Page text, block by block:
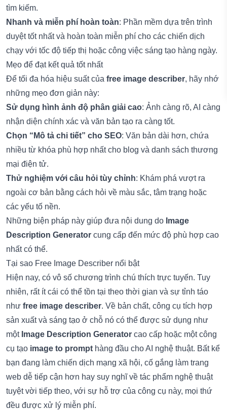
tìm kiếm.
Nhanh và miễn phí hoàn toàn: Phần mềm dựa trên trình
duyệt tốt nhất và hoàn toàn miễn phí cho các chiến dịch
chạy với tốc độ tiếp thị hoặc công việc sáng tạo hàng ngày.
Mẹo để đạt kết quả tốt nhất
Để tối đa hóa hiệu suất của free image describer, hãy nhớ
những mẹo đơn giản này:
Sử dụng hình ảnh độ phân giải cao: Ảnh càng rõ, AI càng
nhận diện chính xác và văn bản tạo ra càng tốt.
Chọn “Mô tả chi tiết” cho SEO: Văn bản dài hơn, chứa
nhiều từ khóa phù hợp nhất cho blog và danh sách thương
mại điện tử.
Thử nghiệm với câu hỏi tùy chỉnh: Khám phá vượt ra
ngoài cơ bản bằng cách hỏi về màu sắc, tâm trạng hoặc
các yếu tố nền.
Những biện pháp này giúp đưa nội dung do Image
Description Generator cung cấp đến mức độ phù hợp cao
nhất có thể.
Tại sao Free Image Describer nổi bật
Hiện nay, có vô số chương trình chú thích trực tuyến. Tuy
nhiên, rất ít cái có thể tồn tại theo thời gian và sự tỉnh táo
như free image describer. Về bản chất, công cụ tích hợp
sản xuất và sáng tạo ở chỗ nó có thể được sử dụng như
một Image Description Generator cao cấp hoặc một công
cụ tạo image to prompt hàng đầu cho AI nghệ thuật. Bất kể
bạn đang làm chiến dịch mạng xã hội, cố gắng làm trang
web dễ tiếp cận hơn hay suy nghĩ về tác phẩm nghệ thuật
tuyệt vời tiếp theo, với sự hỗ trợ của công cụ này, mọi thứ
đều được xử lý miễn phí.